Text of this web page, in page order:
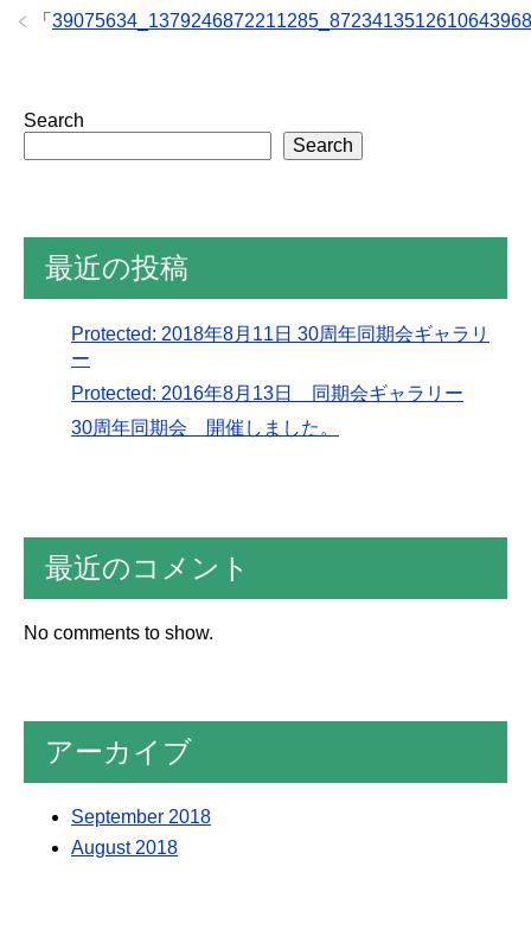
「
Search
Search
最近の投稿
Protected: 2018年8月11日 30周年同期会ギャラリ
ー
Protected: 2016年8月13日 同期会ギャラリー
30周年同期会 開催しました。
最近のコメント
No comments to show.
アーカイブ
September 2018
August 2018